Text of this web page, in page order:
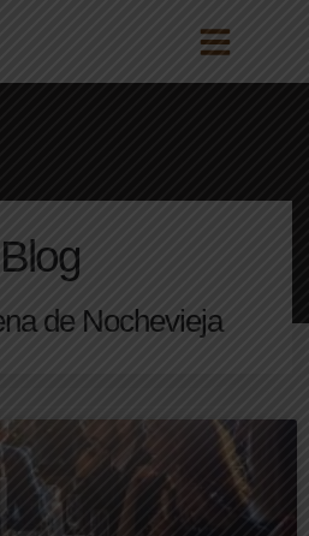
Blog
de Nochevieja